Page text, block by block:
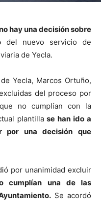
hay una decisión sobre
del nuevo servicio de
de Yecla.
Yecla, Marcos Ortuño,
del proceso por
no cumplían con la
plantilla se han ido a
por una decisión que
por unanimidad excluir
cumplían una de las
Se acordó